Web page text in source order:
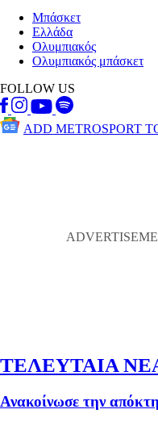
Μπάσκετ
Ελλάδα
Ολυμπιακός
Ολυμπιακός μπάσκετ
FOLLOW US
ADD METROSPORT
ΤΕΛΕΥΤΑΙΑ
Ανακοίνωσε την